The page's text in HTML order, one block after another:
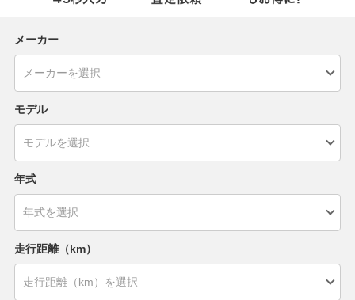
メーカー
モデル
年式
走行距離（km）